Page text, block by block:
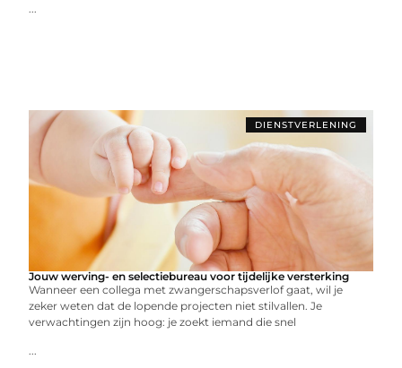
...
DIENSTVERLENING
Jouw werving- en selectiebureau voor tijdelijke versterking
Wanneer een collega met zwangerschapsverlof gaat, wil je
zeker weten dat de lopende projecten niet stilvallen. Je
verwachtingen zijn hoog: je zoekt iemand die snel
...